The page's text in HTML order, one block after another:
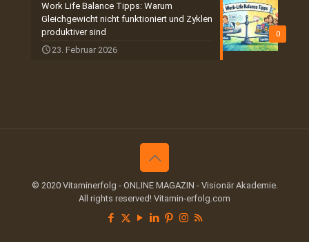
0
Work Life Balance Tipps: Warum
Gleichgewicht nicht funktioniert und Zyklen
produktiver sind
23. Februar 2026
© 2020 Vitaminerfolg - ONLINE MAGAZIN - Visionär Akademie.
All rights reserved! Vitamin-erfolg.com